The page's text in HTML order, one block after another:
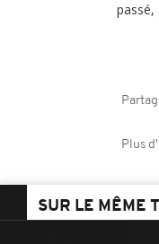
passé,
Plus
SUR LE MÊME